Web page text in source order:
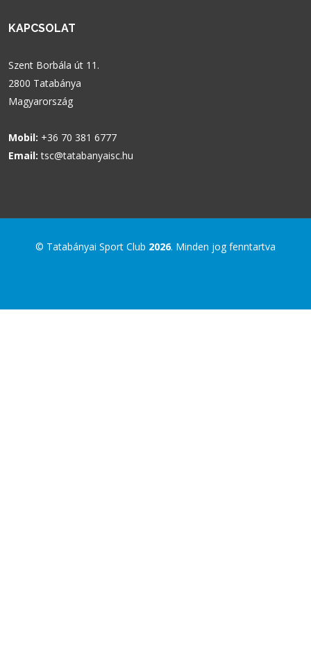
KAPCSOLAT
Szent Borbála út 11.
2800 Tatabánya
Magyarország
Mobil: +36 70 381 6777
Email: tsc@tatabanyaisc.hu
© Tatabányai Sport Club 2026. Minden jog fenntartva